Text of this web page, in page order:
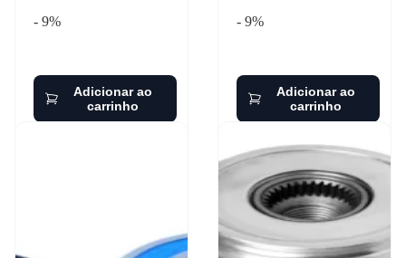
- 9%
Adicionar ao
carrinho
- 9%
Adicionar ao
carrinho